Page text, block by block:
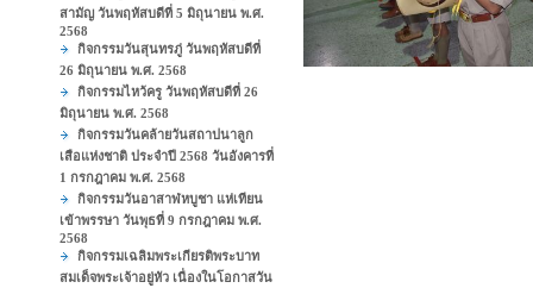
สามัญ วันพฤหัสบดีที่ 5 มิถุนายน พ.ศ.
2568
กิจกรรมวันสุนทรภู่ วันพฤหัสบดีที่
26 มิถุนายน พ.ศ. 2568
กิจกรรมไหว้ครู วันพฤหัสบดีที่ 26
มิถุนายน พ.ศ. 2568
กิจกรรมวันคล้ายวันสถาปนาลูก
เสือแห่งชาติ ประจำปี 2568 วันอังคารที่
1 กรกฎาคม พ.ศ. 2568
กิจกรรมวันอาสาฬหบูชา แห่เทียน
เข้าพรรษา วันพุธที่ 9 กรกฎาคม พ.ศ.
2568
กิจกรรมเฉลิมพระเกียรติพระบาท
สมเด็จพระเจ้าอยู่หัว เนื่องในโอกาสวัน